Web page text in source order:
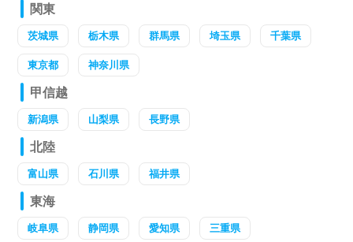
関東
茨城県 栃木県 群馬県 埼玉県 千葉県
東京都 神奈川県
甲信越
新潟県 山梨県 長野県
北陸
富山県 石川県 福井県
東海
岐阜県 静岡県 愛知県 三重県